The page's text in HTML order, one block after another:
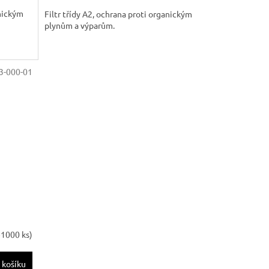
Filtr třídy A2, ochrana proti organickým
plynům a výparům.
ks)
košíku
000-01